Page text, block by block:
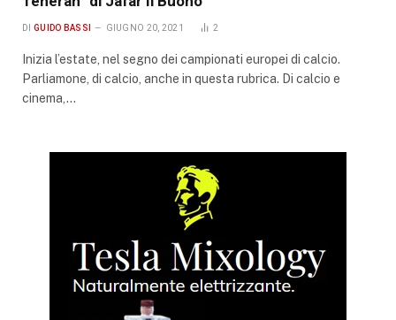
DI GUIDO BASSI GIUGNO 20, 2021 2
Inizia l’estate, nel segno dei campionati europei di calcio.
Parliamone, di calcio, anche in questa rubrica. Di calcio e
cinema,…